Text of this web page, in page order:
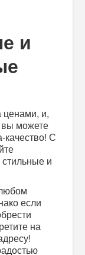
и
ценами, и,
вы можете
С
и
если
на